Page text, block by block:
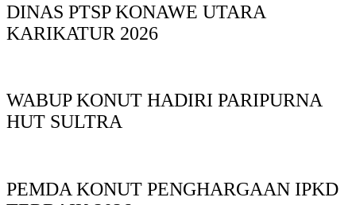
DINAS PTSP KONAWE UTARA
KARIKATUR 2026
WABUP KONUT HADIRI PARIPURNA
HUT SULTRA
PEMDA KONUT PENGHARGAAN IPKD